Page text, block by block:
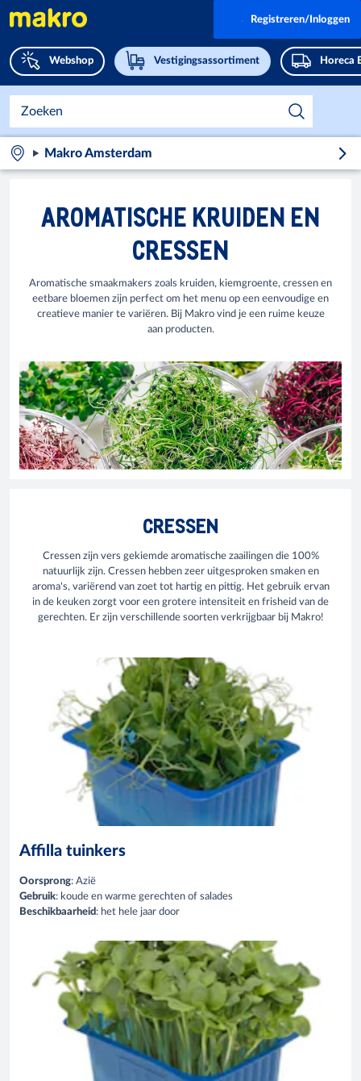
Webshop Vestigingsassortiment Horeca
Registreren/Inloggen
Makro Amsterdam
AROMATISCHE KRUIDEN EN
CRESSEN
Aromatische smaakmakers zoals kruiden, kiemgroente, cressen en
eetbare bloemen zijn perfect om het menu op een eenvoudige en
creatieve manier te variëren. Bij Makro vind je een ruime keuze
aan producten.
CRESSEN
Cressen zijn vers gekiemde aromatische zaailingen die 100%
natuurlijk zijn. Cressen hebben zeer uitgesproken smaken en
aroma's, variërend van zoet tot hartig en pittig. Het gebruik ervan
in de keuken zorgt voor een grotere intensiteit en frisheid van de
gerechten. Er zijn verschillende soorten verkrijgbaar bij Makro!
Affilla tuinkers
Oorsprong: Azië
Gebruik: koude en warme gerechten of salades
Beschikbaarheid: het hele jaar door